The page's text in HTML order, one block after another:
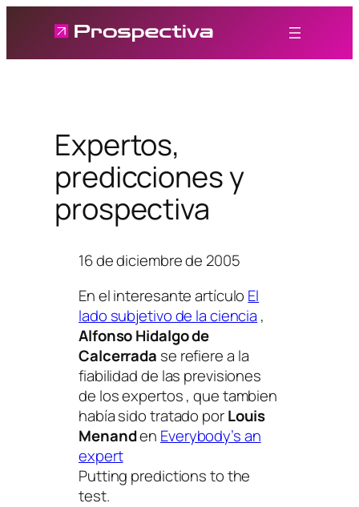
contenido
Expertos,
predicciones y
prospectiva
16 de diciembre de 2005
En el interesante artículo El
lado subjetivo de la ciencia ,
Alfonso Hidalgo de
Calcerrada se refiere a la
fiabilidad de las previsiones
de los expertos , que tambien
había sido tratado porLouis
Menanden Everybody’s an
expert
Putting predictions to the
test.